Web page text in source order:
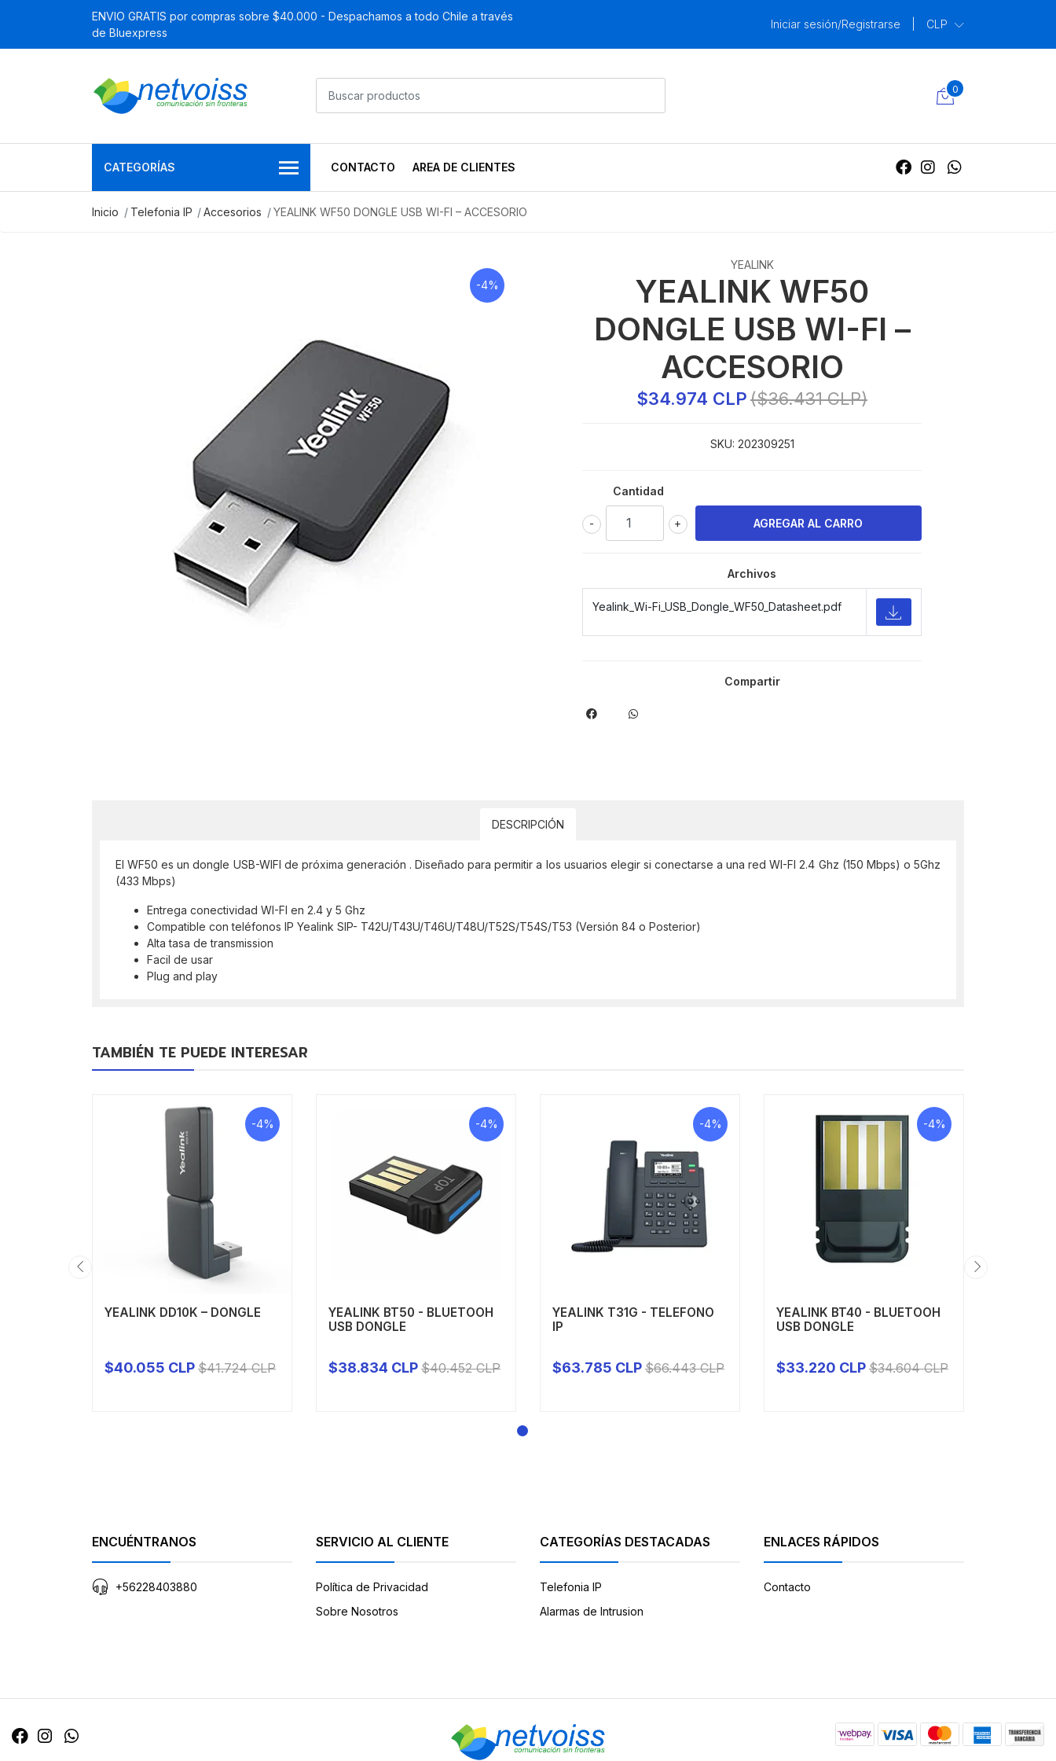
ENVIO GRATIS por compras sobre $40.000 - Despachamos a todo Chile a través
de Bluexpress
Iniciar sesión/Registrarse CLP
0
CATEGORÍAS CONTACTO AREA DE CLIENTES
Inicio Telefonia IP Accesorios YEALINK WF50 DONGLE USB WI-FI – ACCESORIO
-4%
YEALINK
YEALINK WF50
DONGLE USB WI-FI –
ACCESORIO
$34.974 CLP($36.431 CLP)
SKU: 202309251
Cantidad
+
-
Archivos
Yealink_Wi-Fi_USB_Dongle_WF50_Datasheet.pdf
Compartir
DESCRIPCIÓN
El WF50 es un dongle USB-WIFI de próxima generación . Diseñado para permitir a los usuarios elegir si conectarse a una red WI-FI 2.4 Ghz (150 Mbps) o 5Ghz
(433 Mbps)
Entrega conectividad WI-FI en 2.4 y 5 Ghz
Compatible con teléfonos IP Yealink SIP- T42U/T43U/T46U/T48U/T52S/T54S/T53 (Versión 84 o Posterior)
Alta tasa de transmission
Facil de usar
Plug and play
TAMBIÉN TE PUEDE INTERESAR
-4%
YEALINK DD10K – DONGLE
+
-
$40.055 CLP $41.724 CLP
-4%
YEALINK BT50 - BLUETOOH
USB DONGLE
+
-
$38.834 CLP $40.452 CLP
-4%
YEALINK T31G - TELEFONO
IP
+
-
$63.785 CLP $66.443 CLP
-4%
YEALINK BT40 - BLUETOOH
USB DONGLE
+
-
$33.220 CLP $34.604 CLP
ENCUÉNTRANOS
+56228403880
SERVICIO AL CLIENTE
Política de Privacidad
Sobre Nosotros
CATEGORÍAS DESTACADAS
Telefonia IP
Alarmas de Intrusion
ENLACES RÁPIDOS
Contacto